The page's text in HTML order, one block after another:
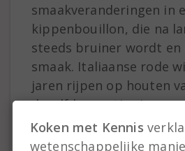
smaakveranderingen in
kippenbouillon, die na
steeds bruiner wordt en
smaak. Italiaanse rode
jaren rijpen op houten
dezelfde reacties in
balsamicoazijn. Maar
zakjes en pakjes
Koken met Kennis
wetenschappelijke